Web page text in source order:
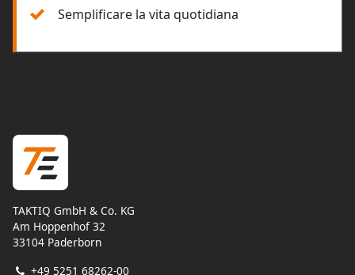
Semplificare la vita quotidiana
TAKTIQ GmbH & Co. KG
Am Hoppenhof 32
33104 Paderborn
+49 5251 68262-00